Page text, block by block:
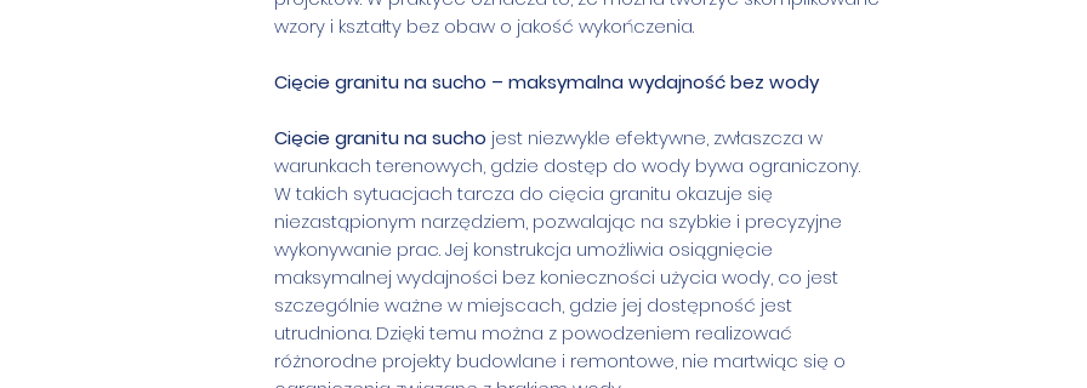
wzory i kształty bez obaw o jakość wykończenia.
Cięcie granitu na sucho – maksymalna wydajność bez wody
Cięcie granitu na sucho jest niezwykle efektywne, zwłaszcza w
warunkach terenowych, gdzie dostęp do wody bywa ograniczony.
W takich sytuacjach tarcza do cięcia granitu okazuje się
niezastąpionym narzędziem, pozwalając na szybkie i precyzyjne
wykonywanie prac. Jej konstrukcja umożliwia osiągnięcie
maksymalnej wydajności bez konieczności użycia wody, co jest
szczególnie ważne w miejscach, gdzie jej dostępność jest
utrudniona. Dzięki temu można z powodzeniem realizować
różnorodne projekty budowlane i remontowe, nie martwiąc się o